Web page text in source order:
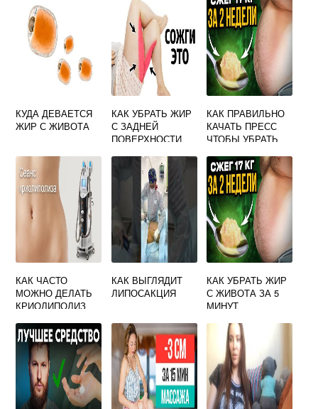
КУДА ДЕВАЕТСЯ
ЖИР С ЖИВОТА
КАК УБРАТЬ ЖИР
С ЗАДНЕЙ
ПОВЕРХНОСТИ
КАК ПРАВИЛЬНО
КАЧАТЬ ПРЕСС
ЧТОБЫ УБРАТЬ
ДЛЯ МУЖЧИН
КАК ЧАСТО
МОЖНО ДЕЛАТЬ
КРИОЛИПОЛИЗ
КАК ВЫГЛЯДИТ
ЛИПОСАКЦИЯ
КАК УБРАТЬ ЖИР
С ЖИВОТА ЗА 5
МИНУТ